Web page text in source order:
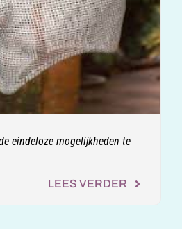
eindeloze mogelijkheden te
LEES VERDER